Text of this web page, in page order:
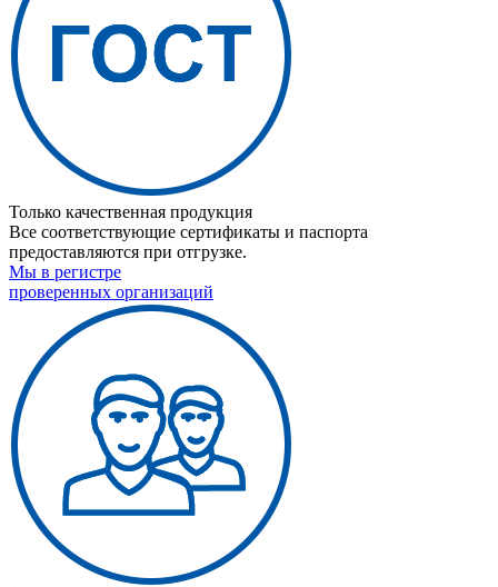
Только качественная продукция
Все соответствующие сертификаты и паспорта
предоставляются при отгрузке.
Мы в регистре
проверенных организаций